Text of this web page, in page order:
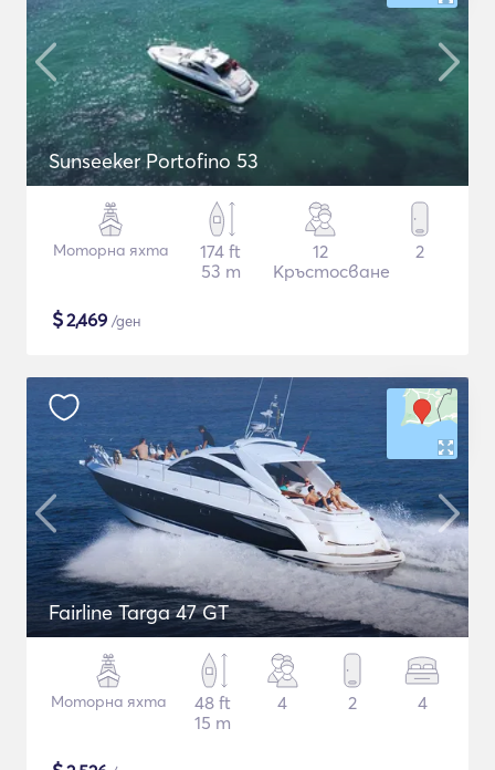
Sunseeker Portofino 53
Моторна яхта
174 ft
53 m
12
Кръстосване
2
$2,469 /ден
Fairline Targa 47 GT
Моторна яхта
48 ft
15 m
4 2 4